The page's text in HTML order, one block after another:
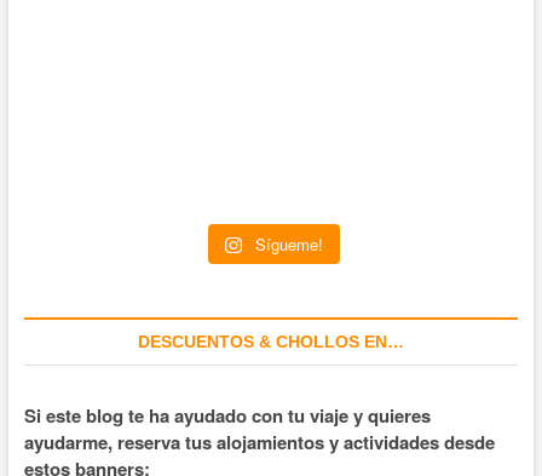
Sígueme!
DESCUENTOS & CHOLLOS EN…
Si este blog te ha ayudado con tu viaje y quieres
ayudarme, reserva tus alojamientos y actividades desde
estos banners: